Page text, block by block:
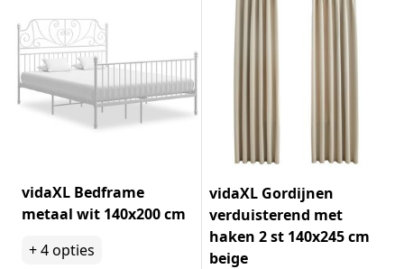
vidaXL Bedframe
metaal wit 140x200 cm
+4opties
vidaXL Gordijnen
verduisterend met
haken 2 st 140x245 cm
beige